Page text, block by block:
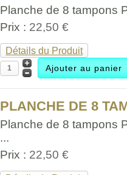
Planche de 8 tampons
Prix : 22,50 €
Détails du Produit
PLANCHE DE 8
Planche de 8 tampons
...
Prix : 22,50 €